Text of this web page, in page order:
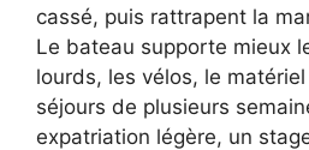
cassé, puis rattrapent la
Le bateau supporte mieux
lourds, les vélos, le
séjours de plusieurs
expatriation légère, un